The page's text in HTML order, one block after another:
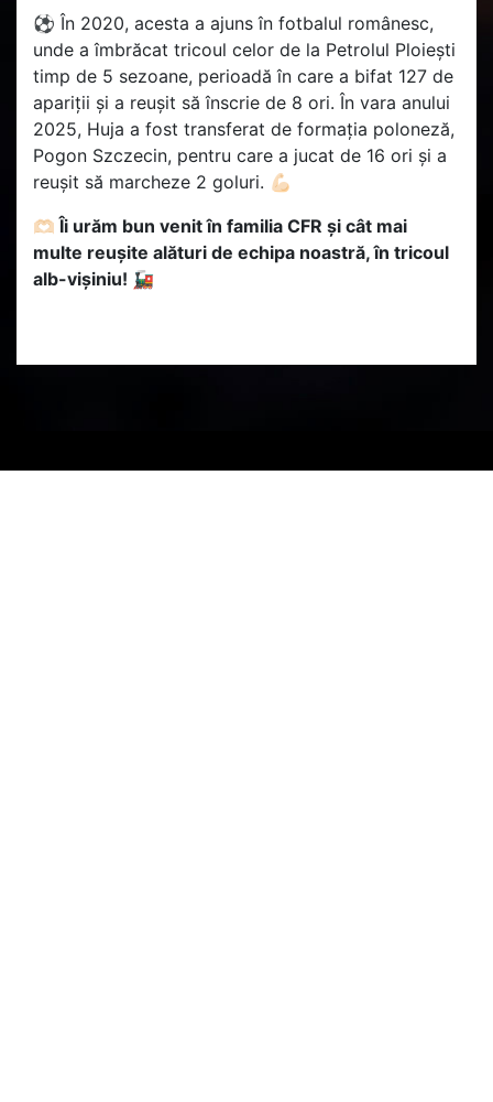
⚽ În 2020, acesta a ajuns în fotbalul românesc,
unde a îmbrăcat tricoul celor de la Petrolul Ploiești
timp de 5 sezoane, perioadă în care a bifat 127 de
apariții și a reușit să înscrie de 8 ori. În vara anului
2025, Huja a fost transferat de formația poloneză,
Pogon Szczecin, pentru care a jucat de 16 ori și a
reușit să marcheze 2 goluri. 💪🏻
🫶🏻 Îi urăm bun venit în familia CFR și cât mai
multe reușite alături de echipa noastră, în tricoul
alb-vișiniu! 🚂